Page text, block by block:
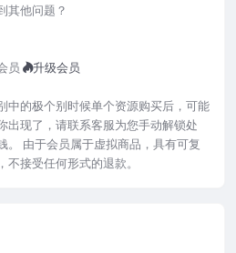
其他问题？
员 升级会员
中的极个别时候单个资源购买后，可能
出现了，请联系客服为您手动解锁处
。 由于会员属于虚拟商品，具有可复
接受任何形式的退款。